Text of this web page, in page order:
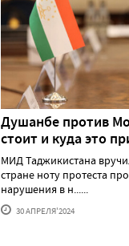
Душанбе против
стоит и куда это
МИД Таджикистана
стране ноту протеста
нарушения в н......
30 АПРЕЛЯ'2024